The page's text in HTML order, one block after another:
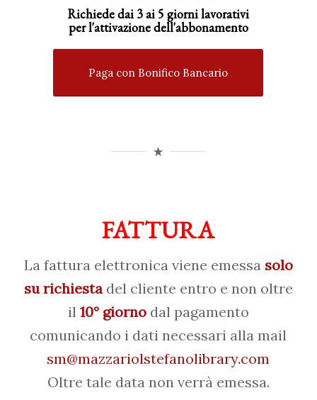
Richiede dai 3 ai 5 giorni lavorativi
perl'attivazionedell'abbonamento
Paga con Bonifico Bancario
FATTURA
La fattura elettronica viene emessasolo
su richiestadel cliente entro e non oltre
il 10° giornodal pagamento
comunicando i dati necessari alla mail
sm@mazzariolstefanolibrary.com
Oltre tale data non verrà emessa.